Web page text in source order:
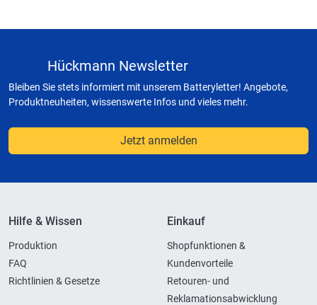
Hückmann Newsletter
Bleiben Sie stets informiert mit unserem Batteryletter! Angebote,
Produktneuheiten, wissenswerte Infos und vieles mehr.
Jetzt anmelden
Hilfe & Wissen
Produktion
FAQ
Richtlinien & Gesetze
Einkauf
Shopfunktionen &
Kundenvorteile
Retouren- und
Reklamationsabwicklung